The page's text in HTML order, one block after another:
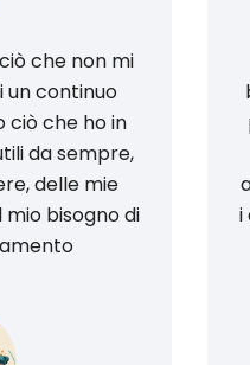
che non mi
un continuo
che ho in
da sempre,
delle mie
bisogno di
i